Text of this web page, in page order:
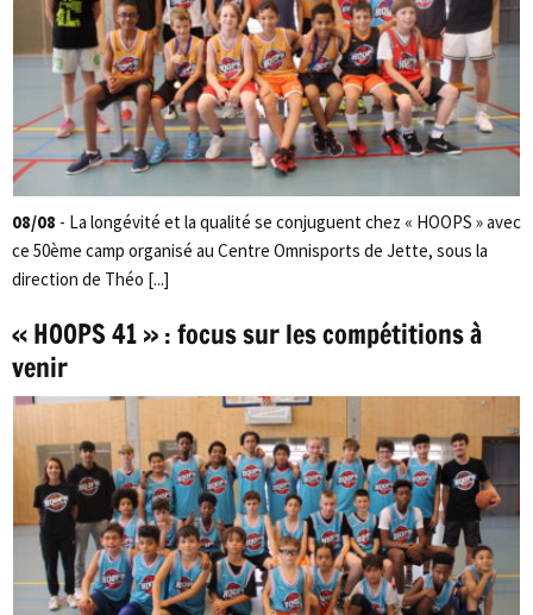
08/08 - La longévité et la qualité se conjuguent chez « HOOPS » avec
ce 50ème camp organisé au Centre Omnisports de Jette, sous la
direction de Théo [...]
« HOOPS 41 » : focus sur les compétitions à
venir